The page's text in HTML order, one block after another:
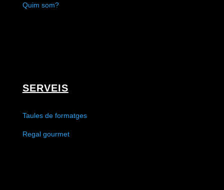
Quim som?
SERVEIS
Taules de formatges
Regal gourmet